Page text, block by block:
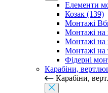
Елементи
Козак (139)
Монтажі
Монтажі на
Монтажі на
Монтажі на
Фідерні
Карабіни,
Карабіни,